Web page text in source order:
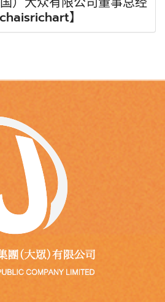
】